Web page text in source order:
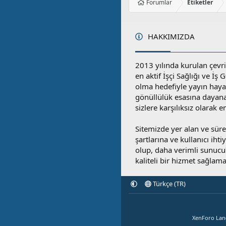
Forumlar Etiketler
HAKKIMIZDA
2013 yılında kurulan
en aktif İşçi Sağlığı ve
olma hedefiyle yayın
gönüllülük esasına
sizlere karşılıksız olarak
Sitemizde yer alan ve
şartlarına ve kullanıcı
olup, daha verimli
kaliteli bir hizmet
Türkçe (TR)
XenForo